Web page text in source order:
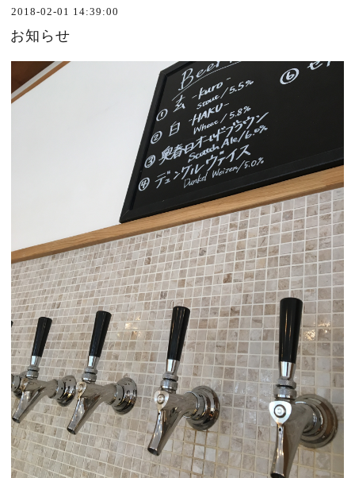
2018-02-01 14:39:00
お知らせ